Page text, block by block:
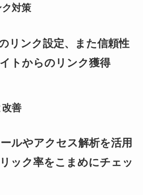
対策
リンク設定、また信頼性
トからのリンク獲得
善
ルやアクセス解析を活用
ック率をこまめにチェッ